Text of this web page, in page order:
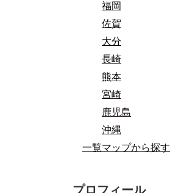
福岡
佐賀
大分
長崎
熊本
宮崎
鹿児島
沖縄
一覧マップから探す
プロフィール